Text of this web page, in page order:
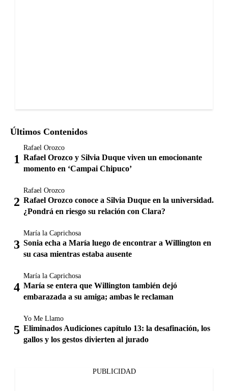
Últimos Contenidos
Rafael Orozco
Rafael Orozco y Silvia Duque viven un emocionante
momento en ‘Campai Chipuco’
Rafael Orozco
Rafael Orozco conoce a Silvia Duque en la universidad.
¿Pondrá en riesgo su relación con Clara?
María la Caprichosa
Sonia echa a María luego de encontrar a Willington en
su casa mientras estaba ausente
María la Caprichosa
María se entera que Willington también dejó
embarazada a su amiga; ambas le reclaman
Yo Me Llamo
Eliminados Audiciones capítulo 13: la desafinación, los
gallos y los gestos divierten al jurado
PUBLICIDAD